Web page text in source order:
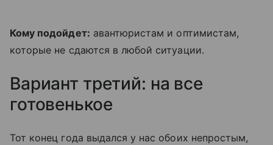
Кому подойдет: авантюристам и оптимистам,
которые не сдаются в любой ситуации.
Вариант третий: на все
готовенькое
Тот конец года выдался у нас обоих непростым,